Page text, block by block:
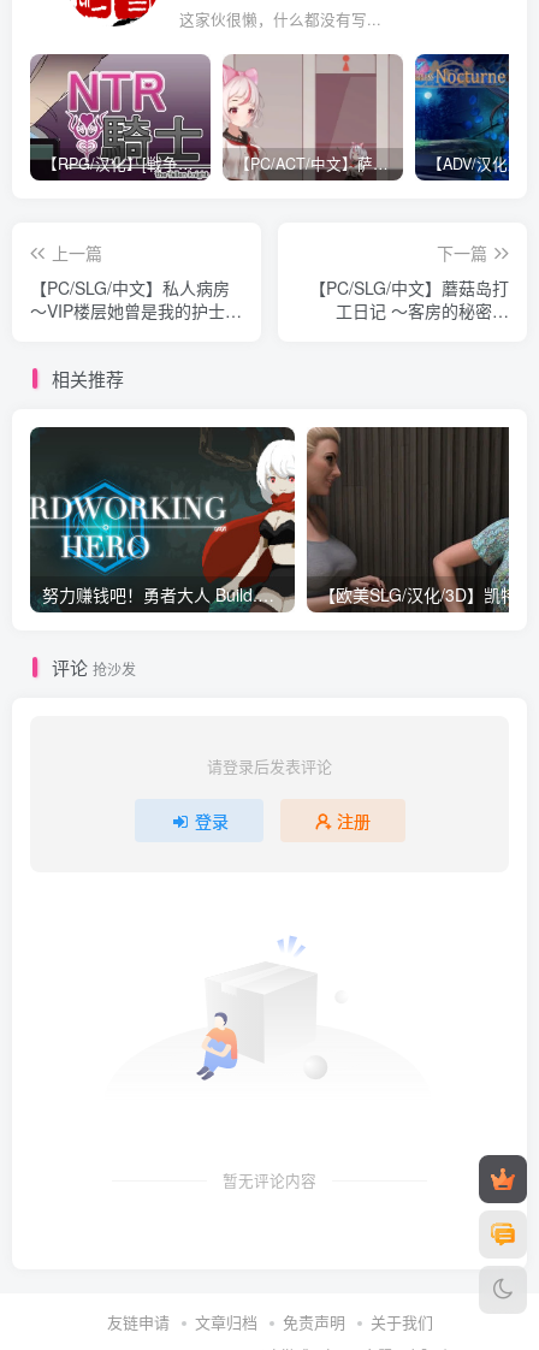
这家伙很懒，什么都没有写...
【RPG/汉化】[戦争屋さん] NTR骑士 云汉化先行版【CV/2G】 【PC/ACT/中文】萨哈塔遭遇的一日 Syahata’s bad day V0.79 官方中文版【918M】
上一篇
【PC/SLG/中文】私人病房
～VIP楼层她曾是我的护士～
【290MB】
下一篇
【PC/SLG/中文】蘑菇岛打
工日记 ～客房的秘密～
相关推荐
努力赚钱吧！勇者大人 Build.8034457|动作冒险|容量207MB|免安装绿色中文版
评论 抢沙发
请登录后发表评论
登录 注册
暂无评论内容
友链申请 文章归档 免责声明 关于我们